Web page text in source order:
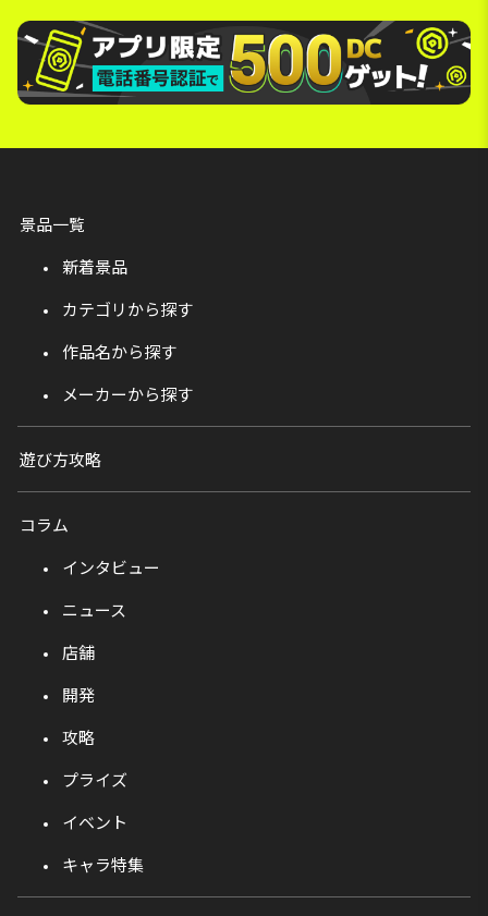
景品一覧
新着景品
カテゴリから探す
作品名から探す
メーカーから探す
遊び方攻略
コラム
インタビュー
ニュース
店舗
開発
攻略
プライズ
イベント
キャラ特集